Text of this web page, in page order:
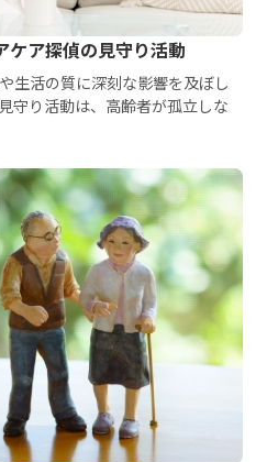
ケア探偵の見守り活動
生活の質に深刻な影響を及ぼし
守り活動は、高齢者が孤立しな